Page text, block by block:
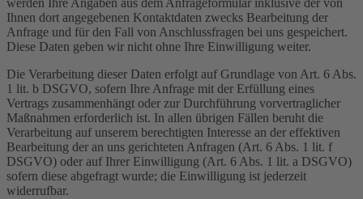
werden Ihre Angaben aus dem Anfrageformular inklusive der von
Ihnen dort angegebenen Kontaktdaten zwecks Bearbeitung der
Anfrage und für den Fall von Anschlussfragen bei uns gespeichert.
Diese Daten geben wir nicht ohne Ihre Einwilligung weiter.
Die Verarbeitung dieser Daten erfolgt auf Grundlage von Art. 6 Abs.
1 lit. b DSGVO, sofern Ihre Anfrage mit der Erfüllung eines
Vertrags zusammenhängt oder zur Durchführung vorvertraglicher
Maßnahmen erforderlich ist. In allen übrigen Fällen beruht die
Verarbeitung auf unserem berechtigten Interesse an der effektiven
Bearbeitung der an uns gerichteten Anfragen (Art. 6 Abs. 1 lit. f
DSGVO) oder auf Ihrer Einwilligung (Art. 6 Abs. 1 lit. a DSGVO)
sofern diese abgefragt wurde; die Einwilligung ist jederzeit
widerrufbar.